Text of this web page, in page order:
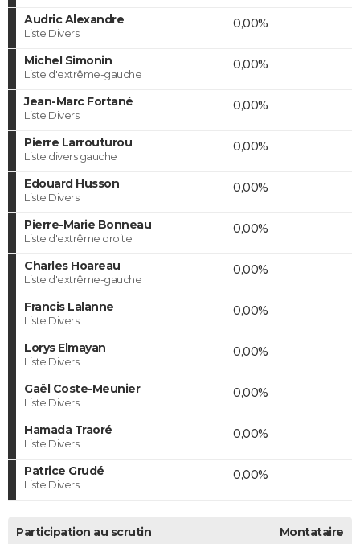
Audric Alexandre
Liste Divers
0,00%
Michel Simonin
Liste d'extrême-gauche
0,00%
Jean-Marc Fortané
Liste Divers
0,00%
Pierre Larrouturou
Liste divers gauche
0,00%
Edouard Husson
Liste Divers
0,00%
Pierre-Marie Bonneau
Liste d'extrême droite
0,00%
Charles Hoareau
Liste d'extrême-gauche
0,00%
Francis Lalanne
Liste Divers
0,00%
Lorys Elmayan
Liste Divers
0,00%
Gaël Coste-Meunier
Liste Divers
0,00%
Hamada Traoré
Liste Divers
0,00%
Patrice Grudé
Liste Divers
0,00%
Participation au scrutin Montataire